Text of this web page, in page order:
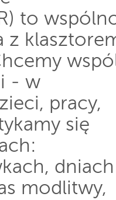
to
z
- w
pracy,
się
dniach
modlitwy,